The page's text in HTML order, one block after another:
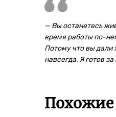
— Вы останетесь
время работы по-
Потому что вы дали
навсегда. Я готов